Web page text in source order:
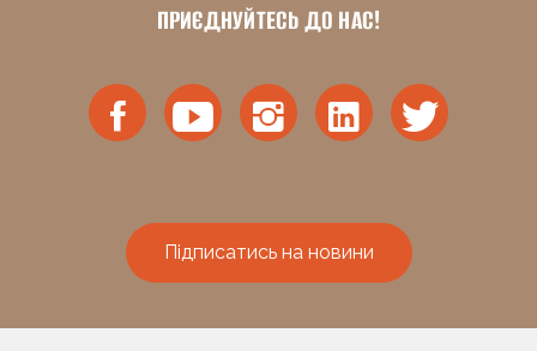
ПРИЄДНУЙТЕСЬ ДО НАС!
Підписатись на новини